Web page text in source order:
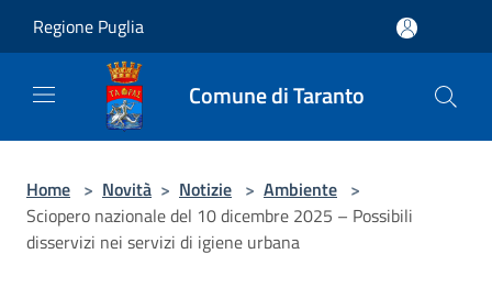
Regione Puglia
Comune di Taranto
Home > Novità > Notizie > Ambiente >
Sciopero nazionale del 10 dicembre 2025 – Possibili
disservizi nei servizi di igiene urbana